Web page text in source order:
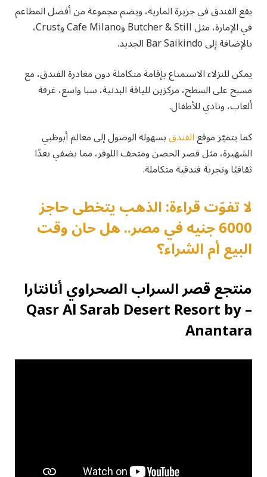
يقع الفندق في جزيرة المارية، ويضم مجموعة من أفضل المطاعم
في الإمارة، مثل Butcher & Still وCafe Milano وCrust،
بالإضافة إلى Bar Saikindo الجديد.
يمكن للنزلاء الاستمتاع بإقامة متكاملة دون مغادرة الفندق، مع
مسبح على السطح، مركزين للياقة البدنية، سبا واسع، غرفة
ألعاب، ونادي للأطفال.
كما يتميّز موقعالفندقبسهولة الوصول إلى معالم أبوظبي
الشهيرة، مثل قصر الحصن ومتحف اللوفر، مما يضفي بعدًا
ثقافيًا وتجربة فندقية متكاملة.
لا تفوّت قراءة: الذهب يتخطى حاجز
6000 جنيه في مصر.. هل حان وقت
البيع أم الشراء؟
منتجع قصر السراب الصحراوي أنانتارا
– Qasr Al Sarab Desert Resort by
Anantara